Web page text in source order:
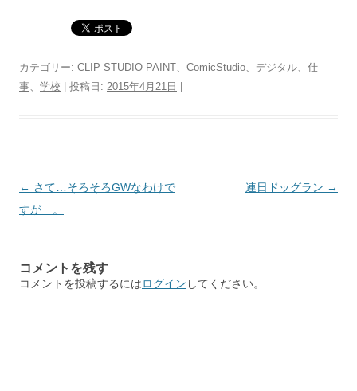
カテゴリー: CLIP STUDIO PAINT ComicStudio デジタル
仕
事
学校 | 投稿日: 2015年4月21日
投
稿
ゲ
← さて…そろそろGWなわけで
すが…。
連日ドッグラン →
コメントを残す
コメントを投稿するにはログイン してください。